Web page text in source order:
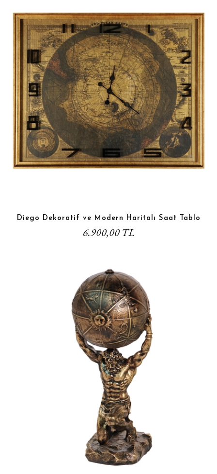
Diego Dekoratif ve Modern Haritalı Saat Tablo
6.900,00 TL